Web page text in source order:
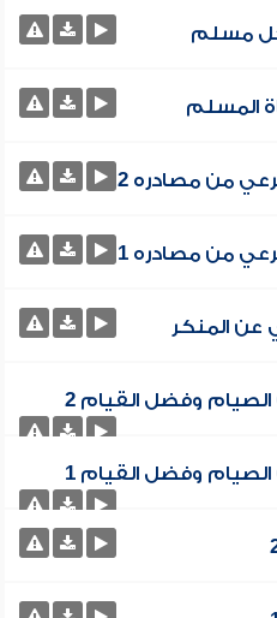
مسلم
المسلم
من مصادره 2
من مصادره 1
عن المنكر
وفضل القيام 2
وفضل القيام 1